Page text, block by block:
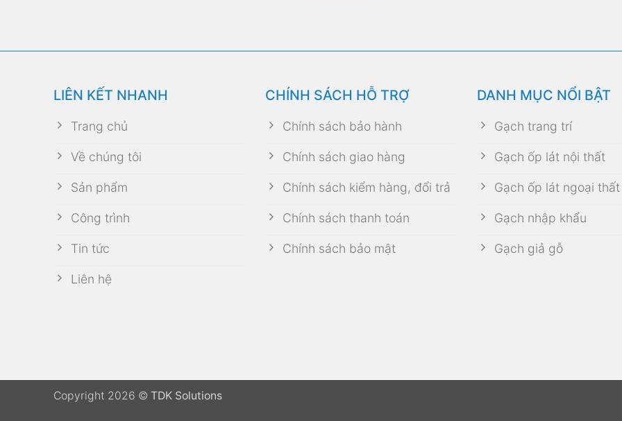
LIÊN KẾT NHANH
Trang chủ
Về chúng tôi
Sản phẩm
Công trình
Tin tức
Liên hệ
CHÍNH SÁCH HỖ TRỢ
Chính sách bảo hành
Chính sách giao hàng
Chính sách kiểm hàng, đổi trả
Chính sách thanh toán
Chính sách bảo mật
DANH MỤC NỔI BẬT
Gạch trang trí
Gạch ốp lát nội thất
Gạch ốp lát ngoại thất
Gạch nhập khẩu
Gạch giả gỗ
Copyright 2026 © TDK Solutions